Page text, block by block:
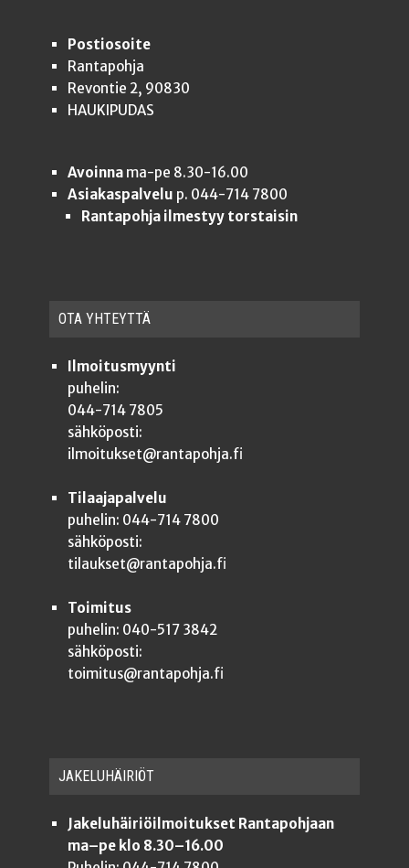
Postiosoite
Rantapohja
Revontie 2, 90830
HAUKIPUDAS
Avoinnama-pe 8.30-16.00
Asiakaspalvelu p. 044-714 7800
Rantapohja ilmestyy torstaisin
OTA YHTEYT­TÄ
Ilmoitusmyynti
puhelin:
044-714 7805
sähköposti:
ilmoitukset@rantapohja.fi
Tilaajapalvelu
puhelin: 044-714 7800
sähköposti:
tilaukset@rantapohja.fi
Toimitus
puhelin: 040-517 3842
sähköposti:
toimitus@rantapohja.fi
JAKE­LU­HÄI­RIÖT
Jakeluhäiriöilmoitukset Rantapohjaan
ma–pe klo 8.30–16.00